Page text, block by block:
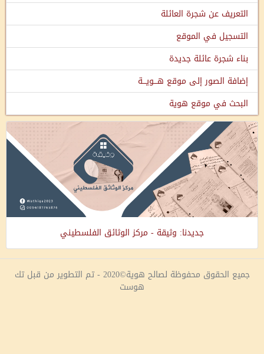
التعريف عن شجرة العائلة
التسجيل في الموقع
بناء شجرة عائلة جديدة
إضافة الصور إلى موقع هـــويـــة
البحث في موقع هوية
جديدنا: وثيقة - مركز الوثائق الفلسطيني
جميع الحقوق محفوظة لصالح هوية©2020 - تم التطوير من قبل تك
هوست